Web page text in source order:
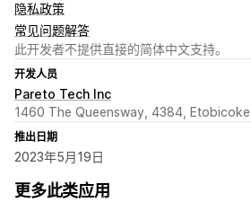
隐私政策
常见问题解答
此开发者不提供直接的简体中文支持。
开发人员
Pareto Tech Inc
1460 The Queensway, 4384,
推出日期
2023年5月19日
更多此类应用